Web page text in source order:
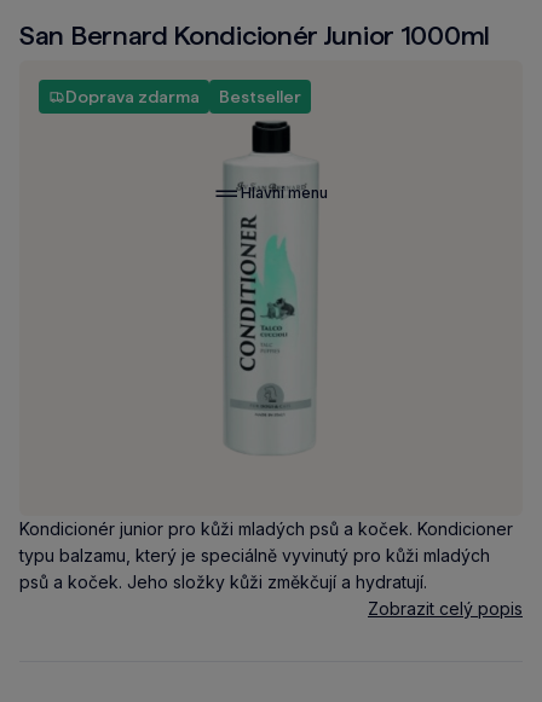
Hlavní menu
San Bernard Kondicionér Junior 1000ml
Doprava zdarma Bestseller
Kondicionér junior pro kůži mladých psů a koček. Kondicioner
typu balzamu, který je speciálně vyvinutý pro kůži mladých
psů a koček. Jeho složky kůži změkčují a hydratují.
Zobrazit celý popis